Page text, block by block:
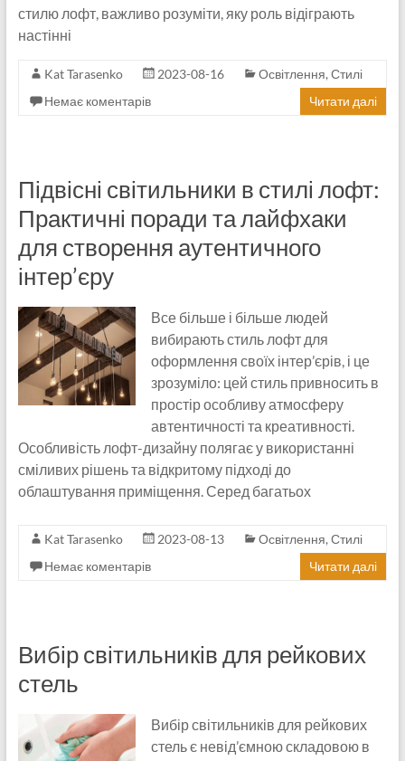
стилю лофт, важливо розуміти, яку роль відіграють
настінні
Kat Tarasenko 2023-08-16 Освітлення, Стилі
Немає коментарів
Читати далі
Підвісні світильники в стилі лофт:
Практичні поради та лайфхаки
для створення аутентичного
інтер’єру
Все більше і більше людей
вибирають стиль лофт для
оформлення своїх інтер’єрів, і це
зрозуміло: цей стиль привносить в
простір особливу атмосферу
автентичності та креативності.
Особливість лофт-дизайну полягає у використанні
сміливих рішень та відкритому підході до
облаштування приміщення. Серед багатьох
Kat Tarasenko 2023-08-13 Освітлення, Стилі
Немає коментарів
Читати далі
Вибір світильників для рейкових
стель
Вибір світильників для рейкових
стель є невід’ємною складовою в